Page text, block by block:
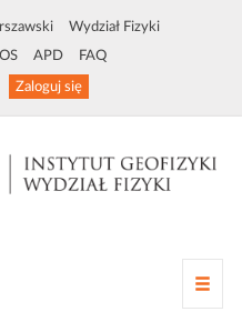
Wydział Fizyki
APD FAQ
Zaloguj się
Z
m